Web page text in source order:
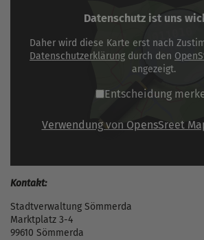
Datenschutz ist uns
Daher wird diese Karte erst nach
Datenschutzerklärung durch den
angezeigt.
Entscheidung
Verwendung von OpensSreet
Kontakt:
Stadtverwaltung Sömmerda
Marktplatz 3-4
99610 Sömmerda